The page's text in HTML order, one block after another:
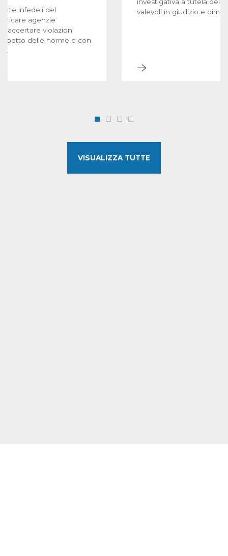
infedeli del
agenzie
accertare violazioni
delle norme e con
valevoli in giudizio e
VISUALIZZA TUTTE